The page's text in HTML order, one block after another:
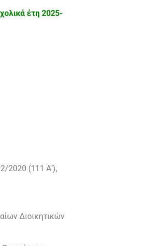
έτη 2025-
2020 (111 Α’),
Διοικητικών